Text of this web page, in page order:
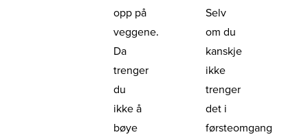
opp på
veggene.
Da
trenger
du
ikke å
bøye
Selv
om du
kanskje
ikke
trenger
det i
førsteomgang